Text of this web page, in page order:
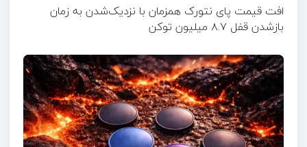
افت قیمت پای نتورک همزمان با نزدیک‌شدن به زمان
بازشدن قفل ۸.۷ میلیون توکن